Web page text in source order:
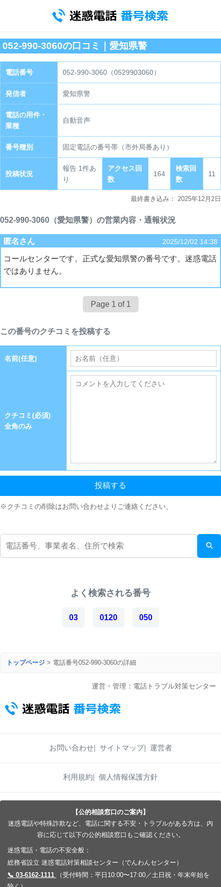
052-990-3060の口コミ｜愛知県警
電話番号 052-990-3060（0529903060）
発信者 愛知県警
電話の用件・
業種
自動音声
番号種別 固定電話の番号帯（市外局番あり）
投稿状況
報告 1件あ
り
アクセス回
数
164
検索回
数
11
最終書き込み： 2025年12月2日
052-990-3060（愛知県警）の営業内容・通報状況
匿名さん 2025/12/02 14:38
コールセンターです。正式な愛知県警の番号です。迷惑電話
ではありません。
Page 1 of 1
この番号のクチコミを投稿する
名前(任意)
クチコミ(必須)
全角のみ
投稿する
※クチコミの削除はお問い合わせよりご連絡ください。
よく検索される番号
03 0120 050
トップページ > 電話番号052-990-3060の詳細
運営・管理：電話トラブル対策センター
お問い合わせ サイトマップ 運営者
利用規約 個人情報保護方針
【公的相談窓口のご案内】
迷惑電話や特殊詐欺など、電話に関する不安・トラブルがある方は、内
容に応じて以下の公的相談窓口もご確認ください。
迷惑電話・電話の不安全般：
総務省設立 迷惑電話対策相談センター（でんわんセンター）
📞 03-6162-1111
（受付時間：平日10:00〜17:00／土日祝・年末年始を